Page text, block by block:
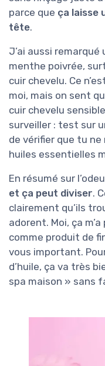
parce que ça laisse
tête.
J’ai aussi
menthe poivrée,
cuir chevelu. Ce
moi, mais on sent
cuir chevelu
surveiller : test sur
de vérifier que tu
huiles essentielles
En résumé sur
et ça peut diviser.
clairement qu’ils
adorent. Moi, ça
comme produit de
vous important.
d’huile, ça va très
spa maison » sans